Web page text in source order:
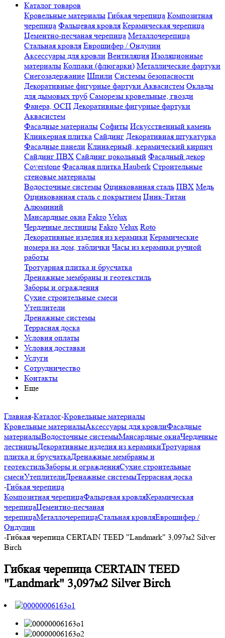
Каталог товаров
Кровельные материалы Гибкая черепица Композитная
черепица Фальцевая кровля Керамическая черепица
Цементно-песчаная черепица Металлочерепица
Стальная кровля Еврошифер / Ондулин
Аксессуары для кровли Вентиляция Изоляционные
материалы Колпаки (флюгарки) Металлические фартуки
Снегозадержание Шпили Системы безопасности
Декоративные фигурные фартуки Аквасистем Оклады
для дымовых труб Саморезы кровельные, гвозди
Фанера, ОСП Декоративные фигурные фартуки
Аквасистем
Фасадные материалы Софиты Искусственный камень
Клинкерная плитка Сайдинг Декоративная штукатурка
Фасадные панели Клинкерный, керамический кирпич
Сайдинг ПВХ Сайдинг цокольный Фасадный декор
Coverstone Фасадная плитка Hauberk Строительные
стеновые материалы
Водосточные системы Оцинкованная сталь ПВХ Медь
Оцинкованная сталь с покрытием Цинк-Титан
Алюминий
Мансардные окна Fakro Velux
Чердачные лестницы Fakro Velux Roto
Декоративные изделия из керамики Керамические
номера на дом, таблички Часы из керамики ручной
работы
Тротуарная плитка и брусчатка
Дренажные мембраны и геотекстиль
Заборы и ограждения
Сухие строительные смеси
Утеплители
Дренажные системы
Террасная доска
Условия оплаты
Условия доставки
Услуги
Сотрудничество
Контакты
Еще
Главная-Каталог-Кровельные материалы
Кровельные материалыАксессуары для кровлиФасадные
материалыВодосточные системыМансардные окнаЧердачные
лестницыДекоративные изделия из керамикиТротуарная
плитка и брусчаткаДренажные мембраны и
геотекстильЗаборы и огражденияСухие строительные
смесиУтеплителиДренажные системыТеррасная доска
-Гибкая черепица
Композитная черепицаФальцевая кровляКерамическая
черепицаЦементно-песчаная
черепицаМеталлочерепицаСтальная кровляЕврошифер /
Ондулин
-Гибкая черепица CERTAIN TEED "Landmark" 3,097м2 Silver
Birch
Гибкая черепица CERTAIN TEED
"Landmark" 3,097м2 Silver Birch